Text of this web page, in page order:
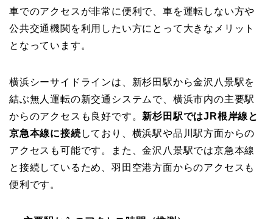
車でのアクセスが非常に便利で、車を運転しない方や
公共交通機関を利用したい方にとって大きなメリット
となっています。
横浜シーサイドラインは、新杉田駅から金沢八景駅を
結ぶ無人運転の新交通システムで、横浜市内の主要駅
からのアクセスも良好です。 新杉田駅ではJR根岸線と
京急本線に接続 しており、横浜駅や品川駅方面からの
アクセスも可能です。また、金沢八景駅では京急本線
と接続しているため、羽田空港方面からのアクセスも
便利です。